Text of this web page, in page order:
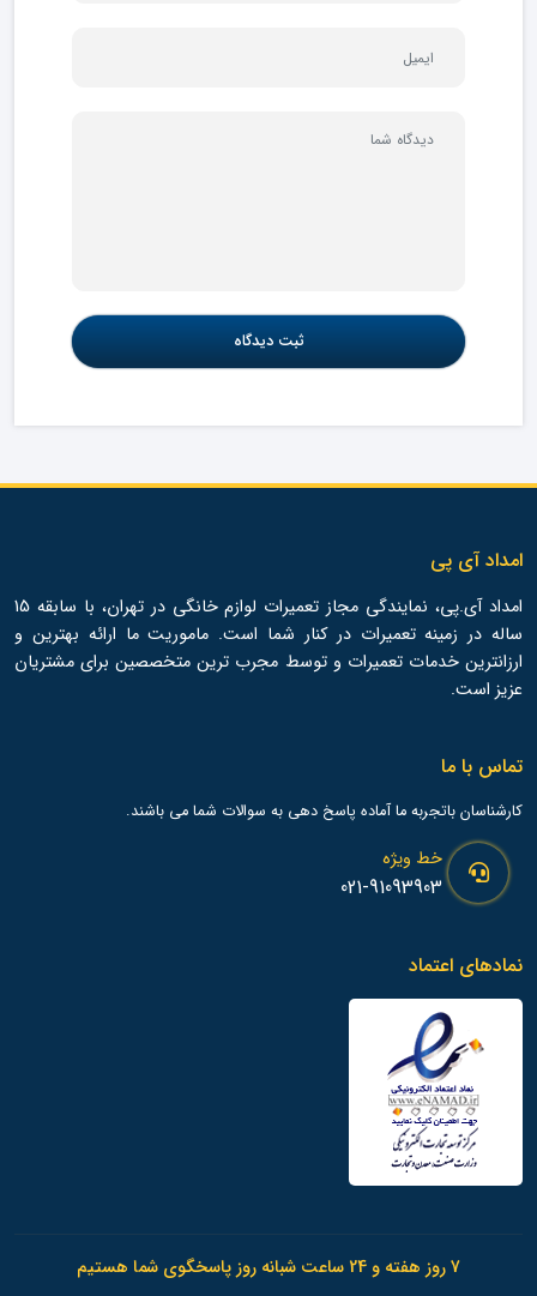
امداد آی پی
امداد آی.پی، نمایندگی مجاز تعمیرات لوازم خانگی در تهران، با سابقه 15
ساله در زمینه تعمیرات در کنار شما است. ماموریت ما ارائه بهترین و
ارزانترین خدمات تعمیرات و توسط مجرب ترین متخصصین برای مشتریان
عزیز است.
تماس با ما
کارشناسان باتجربه ما آماده پاسخ دهی به سوالات شما می باشند.
خط ویژه
021-91093903
نمادهای اعتماد
7 روز هفته و 24 ساعت شبانه روز پاسخگوی شما هستیم